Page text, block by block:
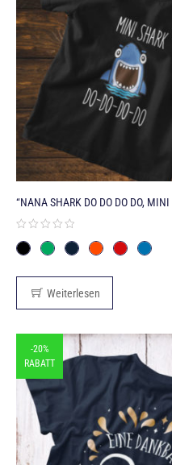
“NANA SHARK DO DO DO DO,
Weiterlesen
-20%
RABATT